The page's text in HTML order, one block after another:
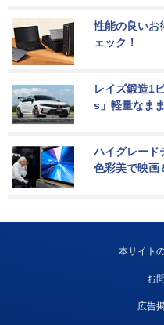
性能の良いお
ェック！
レイズ鍛造1
s」軽量なま
ハイグレード
色彩美で映画
本サイト
お
広告